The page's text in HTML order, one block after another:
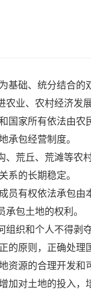
统分结合的双
业、农村经济发
所有依法由农民
承包经营制度。
荒丘、荒滩等农
的长期稳定。
权依法承包由本
承包土地的权
织和个人不得剥
则，正确处理
的合理开发和
对土地的投入，